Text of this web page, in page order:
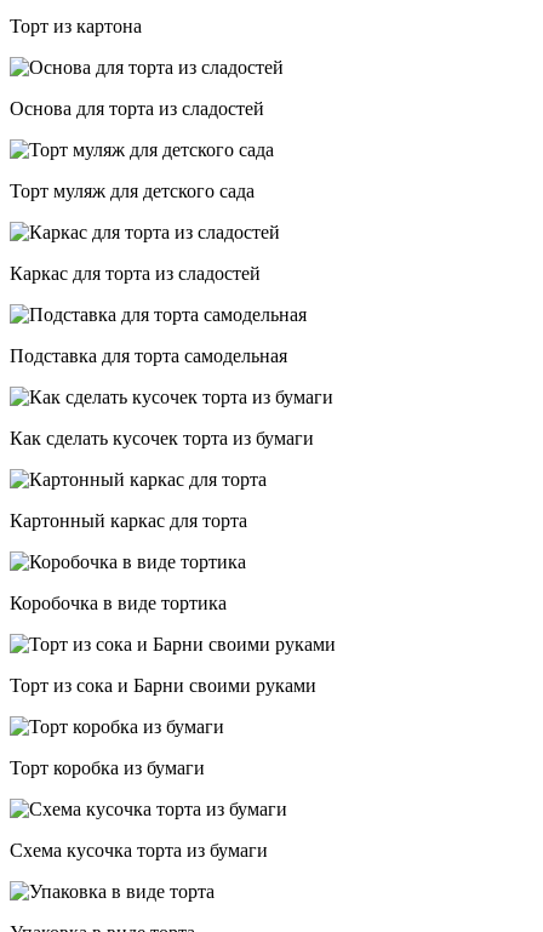
Торт из картона
Основа для торта из сладостей
Торт муляж для детского сада
Каркас для торта из сладостей
Подставка для торта самодельная
Как сделать кусочек торта из бумаги
Картонный каркас для торта
Коробочка в виде тортика
Торт из сока и Барни своими руками
Торт коробка из бумаги
Схема кусочка торта из бумаги